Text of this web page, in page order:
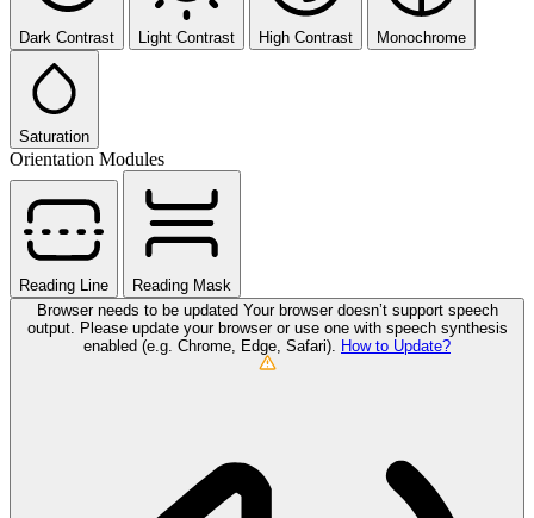
Dark Contrast Light Contrast High Contrast Monochrome
Saturation
Orientation Modules
Reading Line
Reading Mask
Browser needs to be updated Your browser doesn’t support speech
output. Please update your browser or use one with speech synthesis
enabled (e.g. Chrome, Edge, Safari).
How to Update?